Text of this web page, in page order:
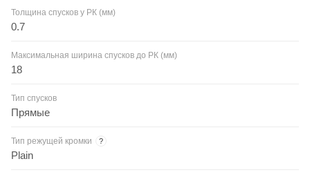
Толщина спусков у РК (мм)
0.7
Максимальная ширина спусков до РК (мм)
18
Тип спусков
Прямые
Тип режущей кромки ?
Plain